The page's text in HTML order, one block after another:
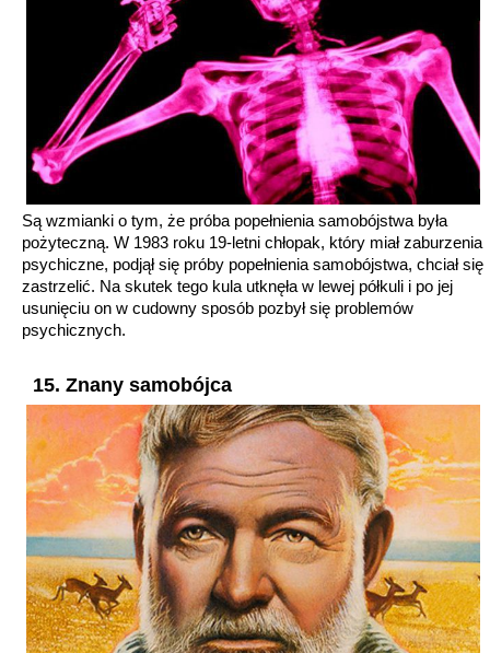
Są wzmianki o tym, że próba popełnienia samobójstwa była
pożyteczną. W 1983 roku 19-letni chłopak, który miał zaburzenia
psychiczne, podjął się próby popełnienia samobójstwa, chciał się
zastrzelić. Na skutek tego kula utknęła w lewej półkuli i po jej
usunięciu on w cudowny sposób pozbył się problemów
psychicznych.
15. Znany samobójca